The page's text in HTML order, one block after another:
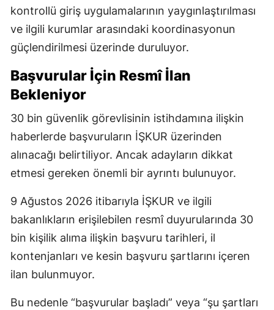
kontrollü giriş uygulamalarının yaygınlaştırılması
ve ilgili kurumlar arasındaki koordinasyonun
güçlendirilmesi üzerinde duruluyor.
Başvurular İçin Resmî İlan
Bekleniyor
30 bin güvenlik görevlisinin istihdamına ilişkin
haberlerde başvuruların İŞKUR üzerinden
alınacağı belirtiliyor. Ancak adayların dikkat
etmesi gereken önemli bir ayrıntı bulunuyor.
9 Ağustos 2026 itibarıyla İŞKUR ve ilgili
bakanlıkların erişilebilen resmî duyurularında 30
bin kişilik alıma ilişkin başvuru tarihleri, il
kontenjanları ve kesin başvuru şartlarını içeren
ilan bulunmuyor.
Bu nedenle “başvurular başladı” veya “şu şartları